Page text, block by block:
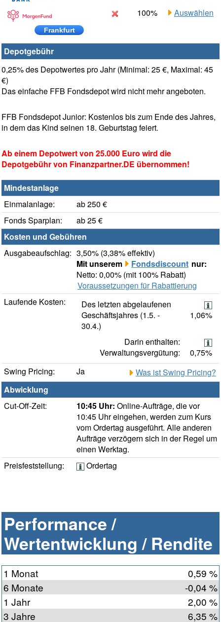
Frankfurt
100% Auswählen
Depotgebühr
0,25% des Depotwertes pro Jahr (Minimal: 25 €, Maximal: 45
€)
Das einfache FFB Fondsdepot wird nicht mehr angeboten.
FFB Fondsdepot Junior: Kostenlos bis zum Ende des Jahres,
in dem das Kind seinen 18. Geburtstag feiert.
Ab einem Depotwert von 25.000 Euro wird die
Depotgebühr von Finanzpartner.DE übernommen!
Mindestanlage
Einmalanlage:
ab 250 €
Fonds Sparplan:
ab 25 €
Kosten und Gebühren
Ausgabeaufschlag: 3,50% (3,38% effektiv)
Mit unserem
Fondsdiscount nur:
Netto: 0,00% (mit 100% Rabatt)
Voraussetzungen für Rabattierung
Laufende Kosten:
Des letzten abgelaufenen
Geschäftsjahres (1.5. -
30.4.)
1,06%
Darin enthalten:
Verwaltungsvergütung:
0,75%
Swing Pricing:
Ja
Was ist Swing Pricing?
Abwicklung
Cut-Off-Zeit:
10:45 Uhr: Online-Aufträge, die vor
10:45 Uhr eingehen, werden zum Kurs
vom Ordertag ausgeführt. Alle anderen
Aufträge verzögern sich in der Regel um
einen Werktag.
Preisfeststellung:
Ordertag
Performance /
Wertentwicklung / Rendite
1 Monat
0,59 %
6 Monate
-0,04 %
1 Jahr
2,00 %
3 Jahre
6,35 %